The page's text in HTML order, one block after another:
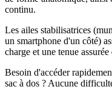
continu.
Les ailes stabilisatrices
un smartphone d'un côté)
charge et une tenue assurée
Besoin d'accéder
sac à dos ? Aucune